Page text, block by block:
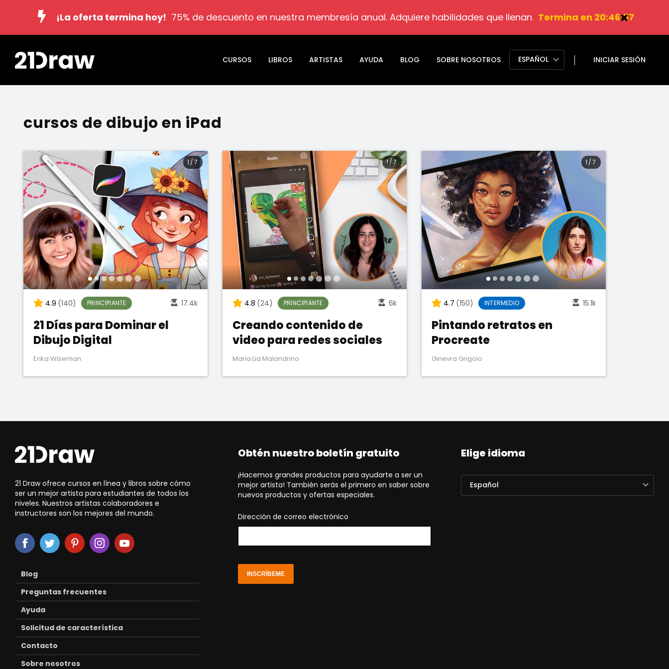
¡La oferta termina hoy! 75% de descuento en nuestra membresía anual. Adquiere habilidades que llenan. Termina en 20:46:56
CURSOS LIBROS ARTISTAS AYUDA BLOG SOBRE NOSOTROS ESPAÑOL INICIAR SESIÓN
cursos de dibujo en iPad
4.9 (140) PRINCIPIANTE 17.4k
21 Días para Dominar el
Dibujo Digital
Erika Wiseman
1 /7
4.8 (24) PRINCIPIANTE 6k
Creando contenido de
video para redes sociales
Maria Lia Malandrino
1/7
4.7 (150) INTERMEDIO 15.1k
Pintando retratos en
Procreate
Ginevra Grigolo
1 /7
21 Draw ofrece cursos en línea y libros sobre cómo
ser un mejor artista para estudiantes de todos los
niveles. Nuestros artistas colaboradores e
instructores son los mejores del mundo.
Blog
Preguntas frecuentes
Ayuda
Solicitud de característica
Contacto
Sobre nosotros
Obtén nuestro boletín gratuito
¡Hacemos grandes productos para ayudarte a ser un
mejor artista! También serás el primero en saber sobre
nuevos productos y ofertas especiales.
Dirección de correo electrónico
INSCRÍBEME
Elige idioma
Español